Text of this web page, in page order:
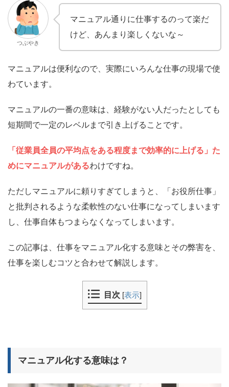
つぶやき
マニュアル通りに仕事するのって楽だ
けど、あんまり楽しくないな～
マニュアルは便利なので、実際にいろんな仕事の現場で使
わています。
マニュアルの一番の意味は、経験がない人だったとしても
短期間で一定のレベルまで引き上げることです。
「従業員全員の平均点をある程度まで効率的に上げる」た
めにマニュアルがあるわけですね。
ただしマニュアルに頼りすぎてしまうと、「お役所仕事」
と批判されるような柔軟性のない仕事になってしまいます
し、 仕事自体もつまらなくなってしまいます。
この記事は、仕事をマニュアル化する意味とその弊害を、
仕事を楽しむコツと合わせて解説します。
目次 [表示]
マニュアル化する意味は？